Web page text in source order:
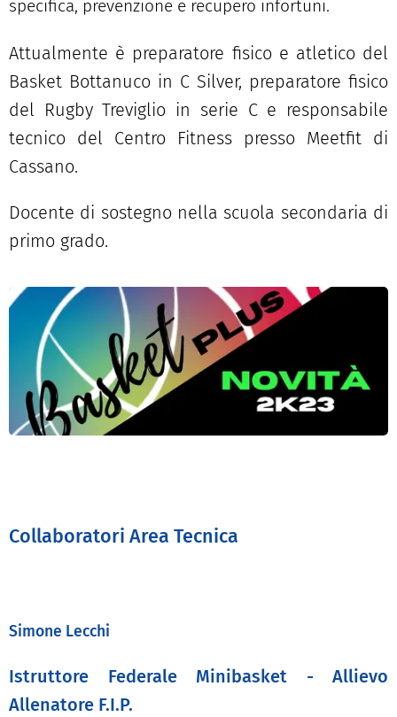
specifica, prevenzione e recupero infortuni.
Attualmente è preparatore fisico e atletico del
Basket Bottanuco in C Silver, preparatore fisico
del Rugby Treviglio in serie C e responsabile
tecnico del Centro Fitness presso Meetfit di
Cassano.
Docente di sostegno nella scuola secondaria di
primo grado.
Collaboratori Area Tecnica
Simone Lecchi
Istruttore Federale Minibasket - Allievo
Allenatore F.I.P.